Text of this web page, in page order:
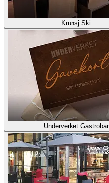
Krunsj Ski
Underverket Gastrobar